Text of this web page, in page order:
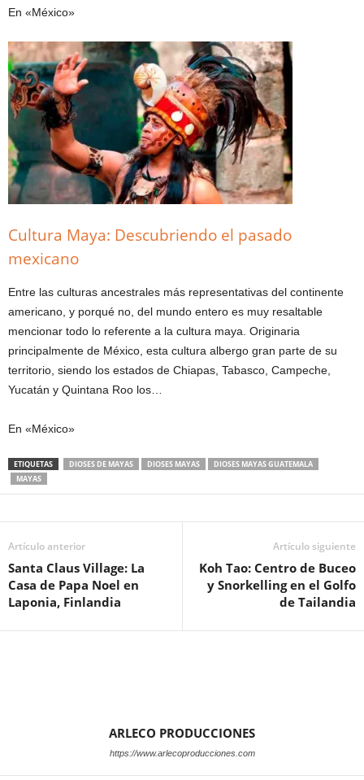
En «México»
Cultura Maya: Descubriendo el pasado
mexicano
Entre las culturas ancestrales más representativas del continente
americano, y porqué no, del mundo entero es muy resaltable
mencionar todo lo referente a la cultura maya. Originaria
principalmente de México, esta cultura albergo gran parte de su
territorio, siendo los estados de Chiapas, Tabasco, Campeche,
Yucatán y Quintana Roo los…
En «México»
ETIQUETAS DIOSES DE MAYAS DIOSES MAYAS
DIOSES MAYAS GUATEMALA
MAYAS
Artículo anterior
Santa Claus Village: La
Casa de Papa Noel en
Laponia, Finlandia
Artículo siguiente
Koh Tao: Centro de Buceo
y Snorkelling en el Golfo
de Tailandia
ARLECO PRODUCCIONES
https://www.arlecoproducciones.com